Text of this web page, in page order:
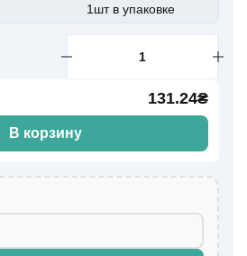
1шт в упаковке
131.24₴
В корзину